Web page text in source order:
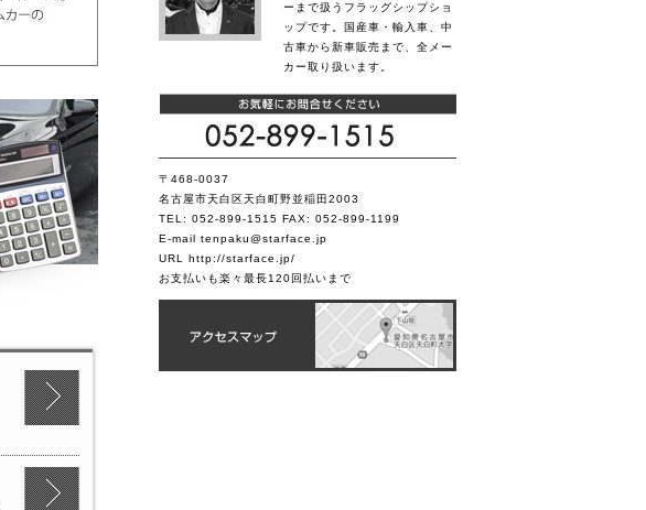
ーまで扱うフラッグシップショ
ップです。国産車・輸入車、中
古車から新車販売まで、全メー
カー取り扱います。
〒468-0037
名古屋市天白区天白町野並稲田2003
TEL: 052-899-1515 FAX: 052-899-1199
E-mail tenpaku@starface.jp
URL http://starface.jp/
お支払いも楽々最長120回払いまで